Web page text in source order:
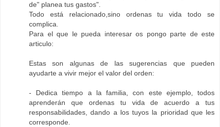
de" planea tus gastos".
Todo está relacionado,sino ordenas tu vida todo se
complica.
Para el que le pueda interesar os pongo parte de este
articulo:
Estas son algunas de las sugerencias que pueden
ayudarte a vivir mejor el valor del orden:
- Dedica tiempo a la familia, con este ejemplo, todos
aprenderán que ordenas tu vida de acuerdo a tus
responsabilidades, dando a los tuyos la prioridad que les
corresponde.